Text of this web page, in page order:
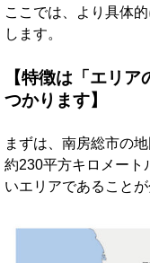
ここでは、より具体
します。
【特徴は「エリ
つかります】
まずは、南房総市の
約230平方キロメート
いエリアであることが